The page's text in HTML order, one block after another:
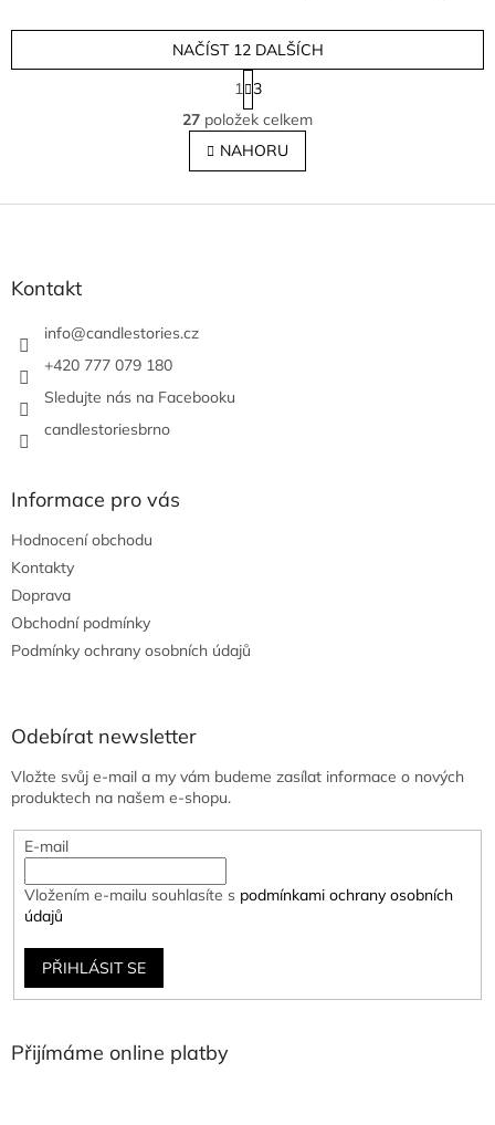
O
v
l
á
NAČÍST 12 DALŠÍCH
S
t
r
á
n
k
v
1 3
27 položek celkem
NAHORU
Z
Kontakt
info@candlestories.cz
+420 777 079 180
Sledujte nás na Facebooku
candlestoriesbrno
Informace pro vás
Hodnocení obchodu
Kontakty
Doprava
Obchodní podmínky
Podmínky ochrany osobních údajů
Odebírat newsletter
Vložte svůj e-mail a my vám budeme zasílat informace o nových
produktech na našem e-shopu.
E-mail
Vložením e-mailu souhlasíte s podmínkami ochrany osobních
údajů
PŘIHLÁSIT SE
Přijímáme online platby